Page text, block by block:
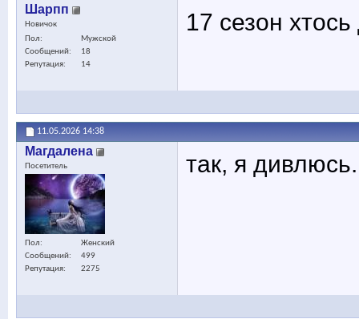
Шарпп
Новичок
Пол
Мужской
Сообщений
18
Репутация
14
17 сезон
11.05.2026 14:38
Maгдалена
Посетитель
Пол
Женский
Сообщений
499
Репутация
2275
так, я